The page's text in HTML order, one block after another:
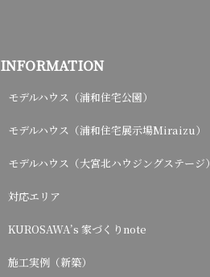
INFORMATION
モデルハウス（浦和住宅公園）
モデルハウス（浦和住宅展示場Miraizu）
モデルハウス（大宮北ハウジングステージ）
対応エリア
KUROSAWA’s 家づくりnote
施工実例（新築）